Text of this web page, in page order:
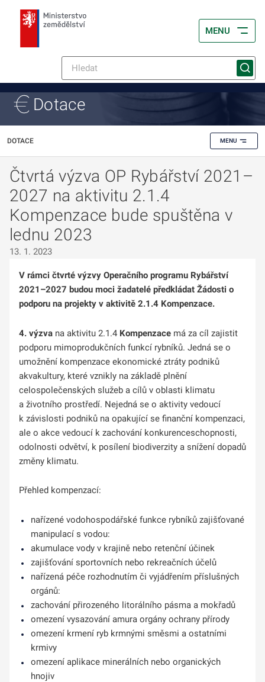
MENU
Dotace
DOTACE MENU
Čtvrtá výzva OP Rybářství 2021–
2027 na aktivitu 2.1.4
Kompenzace bude spuštěna v
lednu 2023
13. 1. 2023
V rámci čtvrté výzvy Operačního programu Rybářství
2021–2027 budou moci žadatelé předkládat Žádosti o
podporu na projekty v aktivitě 2.1.4 Kompenzace.
4. výzva na aktivitu 2.1.4 Kompenzace má za cíl zajistit
podporu mimoprodukčních funkcí rybníků. Jedná se o
umožnění kompenzace ekonomické ztráty podniků
akvakultury, které vznikly na základě plnění
celospolečenských služeb a cílů v oblasti klimatu
a životního prostředí. Nejedná se o aktivity vedoucí
k závislosti podniků na opakující se finanční kompenzaci,
ale o akce vedoucí k zachování konkurenceschopnosti,
odolnosti odvětví, k posílení biodiverzity a snížení dopadů
změny klimatu.
Přehled kompenzací:
nařízené vodohospodářské funkce rybníků zajišťované
manipulací s vodou:
akumulace vody v krajině nebo retenční účinek
zajišťování sportovních nebo rekreačních účelů
nařízená péče rozhodnutím či vyjádřením příslušných
orgánů:
zachování přirozeného litorálního pásma a mokřadů
omezení vysazování amura orgány ochrany přírody
omezení krmení ryb krmnými směsmi a ostatními
krmivy
omezení aplikace minerálních nebo organických
hnojiv